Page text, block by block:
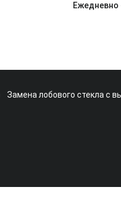
Ежедневно
Замена лобового стекла с